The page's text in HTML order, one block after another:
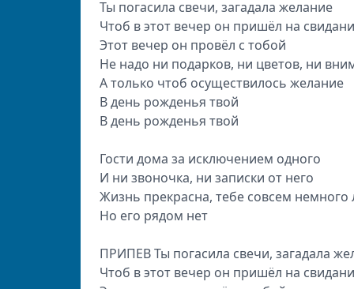
Ты погасила свечи, загадала желание
Чтоб в этот вечер он пришёл на
Этот вечер он провёл с тобой
Не надо ни подарков, ни цветов, ни
А только чтоб осуществилось желание
В день рожденья твой
В день рожденья твой
Гости дома за исключением одного
И ни звоночка, ни записки от него
Жизнь прекрасна, тебе совсем немного
Но его рядом нет
ПРИПЕВ Ты погасила свечи, загадала
Чтоб в этот вечер он пришёл на